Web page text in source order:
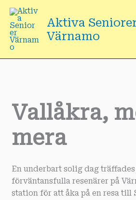
till
innehåll
Aktiva
Värnamo
Vallåkra,
mera
En underbart solig dag träffades
förväntansfulla resenärer på
station för att åka på en resa till